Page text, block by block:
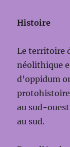
Histoire
Le territoire
néolithique
d’oppidum
au sud-
au sud.